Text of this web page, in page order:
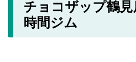
チョコザップ鶴
時間ジム